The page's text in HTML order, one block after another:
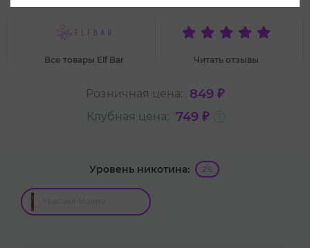
Все товары Elf Bar Читать отзывы
Розничная цена: 849 ₽
Клубная цена: 749 ₽
Уровень никотина: 2%